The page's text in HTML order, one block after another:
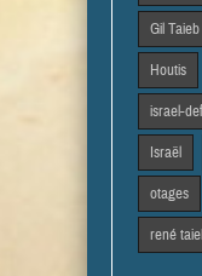
Gil Taieb
Houtis
israel-
Israël
otages
rené